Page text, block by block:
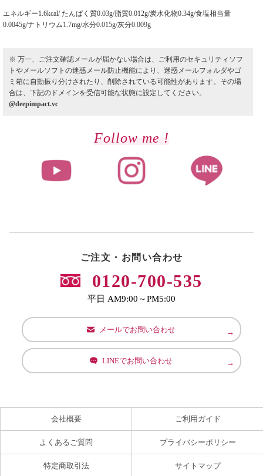
エネルギー1.6kcal/ たんぱく質0.03g/脂質0.012g/炭水化物0.34g/食塩相当量
0.0045g/ナトリウム1.7mg/水分0.015g/灰分0.009g
※ 万一、ご注文確認メールが届かない場合は、ご利用のセキュリティソフ
トやメールソフトの迷惑メール防止機能により、迷惑メールフォルダやゴ
ミ箱に自動振り分けされたり、削除されている可能性があります。その場
合は、下記のドメインを受信可能な状態に設定してください。
@deepimpact.vc
Follow me !
ご注文・お問い合わせ
0120-700-535
平日 AM9:00～PM5:00
メールでお問い合わせ
LINEでお問い合わせ
会社概要 ご利用ガイド
よくあるご質問 プライバシーポリシー
特定商取引法 サイトマップ